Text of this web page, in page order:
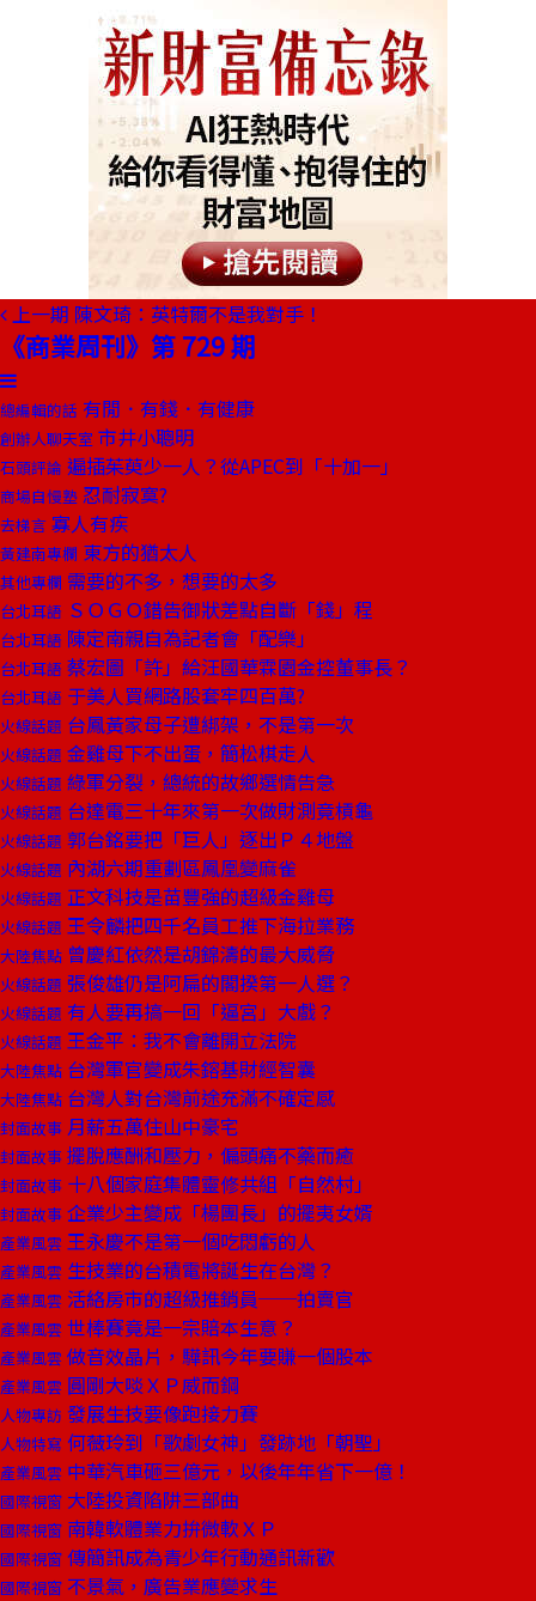
上一期 陳文琦：英特爾不是我對手！
《商業周刊》第 729 期
總編輯的話 有閒．有錢．有健康
創辦人聊天室 市井小聰明
石頭評論 遍插茱萸少一人？從APEC到「十加一」
商場自慢塾 忍耐寂寞?
去梯言 寡人有疾
黃建南專欄 東方的猶太人
其他專欄 需要的不多，想要的太多
台北耳語 ＳＯＧＯ錯告御狀差點自斷「錢」程
台北耳語 陳定南親自為記者會「配樂」
台北耳語 蔡宏圖「許」給汪國華霖園金控董事長？
台北耳語 于美人買網路股套牢四百萬?
火線話題 台鳳黃家母子遭綁架，不是第一次
火線話題 金雞母下不出蛋，簡松棋走人
火線話題 綠軍分裂，總統的故鄉選情告急
火線話題 台達電三十年來第一次做財測竟槓龜
火線話題 郭台銘要把「巨人」逐出Ｐ４地盤
火線話題 內湖六期重劃區鳳凰變麻雀
火線話題 正文科技是苗豐強的超級金雞母
火線話題 王令麟把四千名員工推下海拉業務
大陸焦點 曾慶紅依然是胡錦濤的最大威脅
火線話題 張俊雄仍是阿扁的閣揆第一人選？
火線話題 有人要再搞一回「逼宮」大戲？
火線話題 王金平：我不會離開立法院
大陸焦點 台灣軍官變成朱鎔基財經智囊
大陸焦點 台灣人對台灣前途充滿不確定感
封面故事 月薪五萬住山中豪宅
封面故事 擺脫應酬和壓力，偏頭痛不藥而癒
封面故事 十八個家庭集體靈修共組「自然村」
封面故事 企業少主變成「楊團長」的擺夷女婿
產業風雲 王永慶不是第一個吃悶虧的人
產業風雲 生技業的台積電將誕生在台灣？
產業風雲 活絡房市的超級推銷員──拍賣官
產業風雲 世棒賽竟是一宗賠本生意？
產業風雲 做音效晶片，驊訊今年要賺一個股本
產業風雲 圓剛大啖ＸＰ威而鋼
人物專訪 發展生技要像跑接力賽
人物特寫 何薇玲到「歌劇女神」發跡地「朝聖」
產業風雲 中華汽車砸三億元，以後年年省下一億！
國際視窗 大陸投資陷阱三部曲
國際視窗 南韓軟體業力拚微軟ＸＰ
國際視窗 傳簡訊成為青少年行動通訊新歡
國際視窗 不景氣，廣告業應變求生